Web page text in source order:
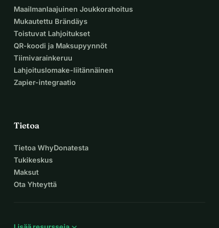
Maailmanlaajuinen Joukkorahoitus
Mukautettu Brändäys
Toistuvat Lahjoitukset
QR-koodi ja Maksupyynnöt
Tiimivarainkeruu
Lahjoituslomake-liitännäinen
Zapier-integraatio
Tietoa
Tietoa WhyDonatesta
Tukikeskus
Maksut
Ota Yhteyttä